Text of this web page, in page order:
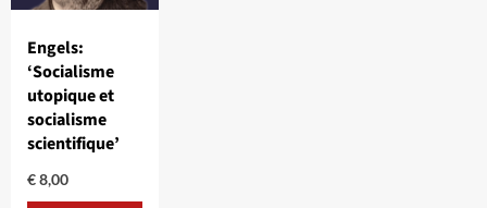
Engels:
‘Socialisme
utopique et
socialisme
scientifique’
€8,00